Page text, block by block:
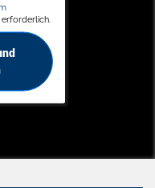
erforderlich.